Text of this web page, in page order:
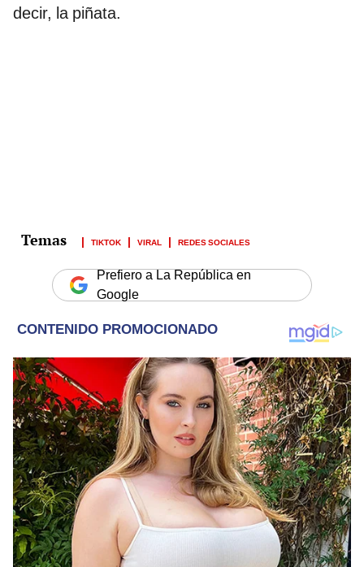
decir, la piñata.
TIKTOK VIRAL REDES SOCIALES
Prefiero a La República en
Google